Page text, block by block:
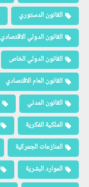
القانون الدستوري
القانون الدولي الاقتصادي
القانون الدولي الخاص
القانون العام الاقتصادي
القانون المدني
الملكية الفكرية
المنازعات الجمركية
الموارد البشرية